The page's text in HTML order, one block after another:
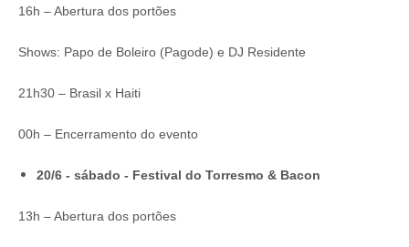
16h – Abertura dos portões
Shows: Papo de Boleiro (Pagode) e DJ Residente
21h30 – Brasil x Haiti
00h – Encerramento do evento
20/6 - sábado - Festival do Torresmo & Bacon
13h – Abertura dos portões